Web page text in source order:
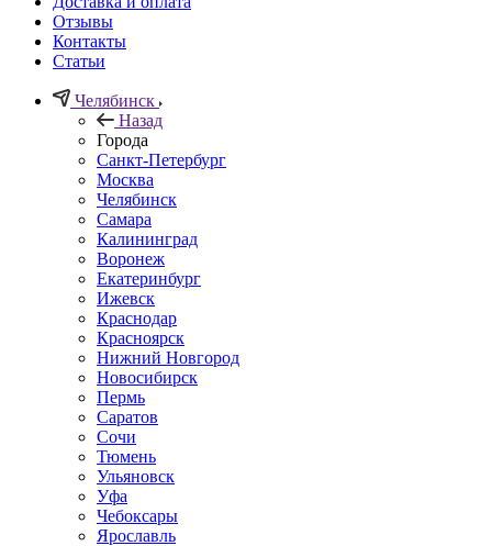
Отзывы
Контакты
Статьи
Челябинск
Назад
Города
Санкт-Петербург
Москва
Челябинск
Самара
Калининград
Воронеж
Екатеринбург
Ижевск
Краснодар
Красноярск
Нижний Новгород
Новосибирск
Пермь
Саратов
Сочи
Тюмень
Ульяновск
Уфа
Чебоксары
Ярославль